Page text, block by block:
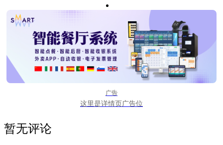
广告
这里是详情页广告位
暂无评论